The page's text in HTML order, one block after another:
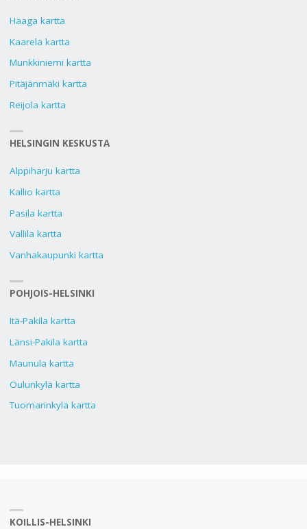
Haaga kartta
Kaarela kartta
Munkkiniemi kartta
Pitäjänmäki kartta
Reijola kartta
HELSINGIN KESKUSTA
Alppiharju kartta
Kallio kartta
Pasila kartta
Vallila kartta
Vanhakaupunki kartta
POHJOIS-HELSINKI
Itä-Pakila kartta
Länsi-Pakila kartta
Maunula kartta
Oulunkylä kartta
Tuomarinkylä kartta
KOILLIS-HELSINKI